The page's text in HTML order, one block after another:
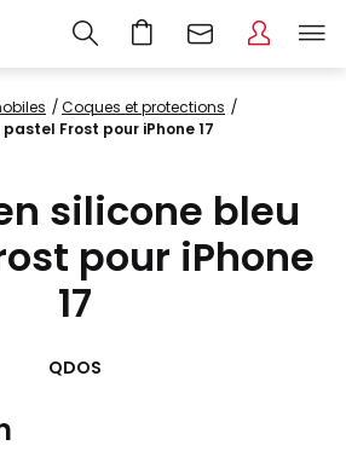
coques et protections
Frost pour iPhone 17
silicone bleu
pour iPhone
17
QDOS